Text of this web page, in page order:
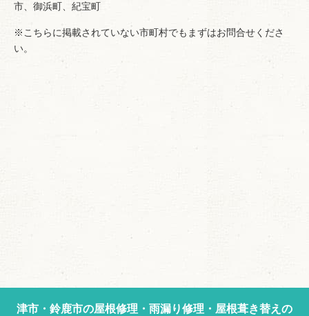
市、御浜町、紀宝町
※こちらに掲載されていない市町村でもまずはお問合せくださ
い。
津市・鈴鹿市の屋根修理・雨漏り修理・屋根葺き替えの